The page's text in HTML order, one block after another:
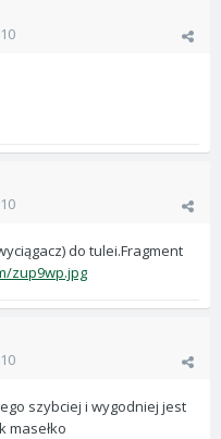
do tulei.Fragment
zup9wp.jpg
szybciej i wygodniej jest
masełko